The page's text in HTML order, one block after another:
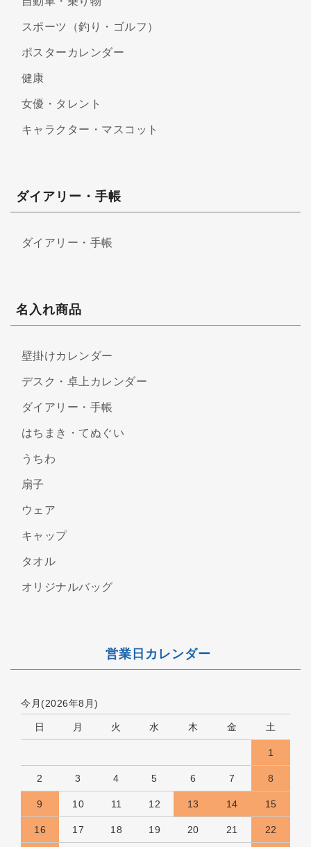
スポーツ（釣り・ゴルフ）
ポスターカレンダー
健康
女優・タレント
キャラクター・マスコット
ダイアリー・手帳
ダイアリー・手帳
名入れ商品
壁掛けカレンダー
デスク・卓上カレンダー
ダイアリー・手帳
はちまき・てぬぐい
うちわ
扇子
ウェア
キャップ
タオル
オリジナルバッグ
営業日カレンダー
今月(2026年8月)
日 月 火 水 木 金 土
1
2 3 4 5 6 7 8
9 10 11 12 13 14 15
16 17 18 19 20 21 22